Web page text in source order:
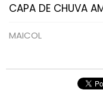
CAPA DE CHUVA
MAICOL